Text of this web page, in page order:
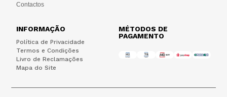
Contactos
INFORMAÇÃO
Política de Privacidade
Termos e Condições
Livro de Reclamações
Mapa do Site
MÉTODOS DE
PAGAMENTO